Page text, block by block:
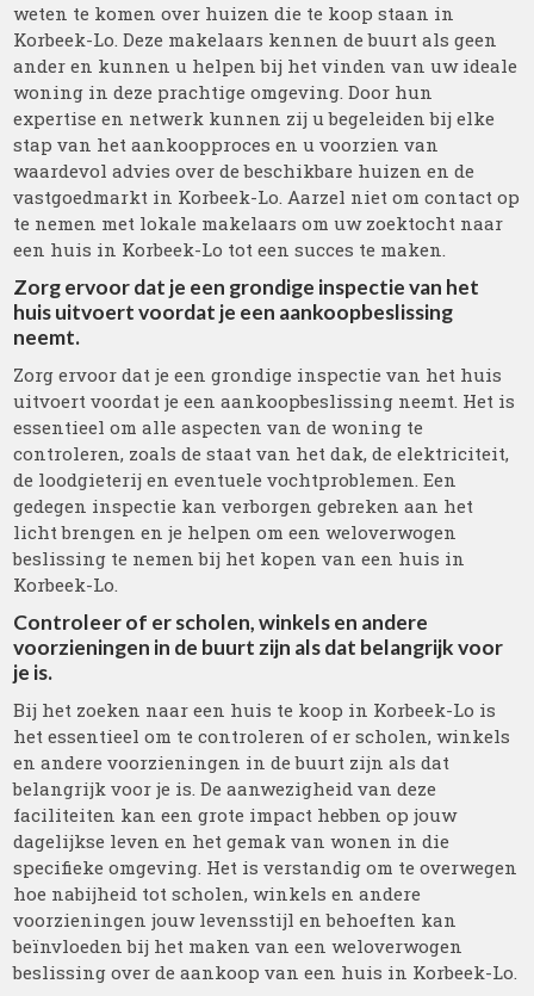
weten te komen over huizen die te koop staan in
Korbeek-Lo. Deze makelaars kennen de buurt als geen
ander en kunnen u helpen bij het vinden van uw ideale
woning in deze prachtige omgeving. Door hun
expertise en netwerk kunnen zij u begeleiden bij elke
stap van het aankoopproces en u voorzien van
waardevol advies over de beschikbare huizen en de
vastgoedmarkt in Korbeek-Lo. Aarzel niet om contact op
te nemen met lokale makelaars om uw zoektocht naar
een huis in Korbeek-Lo tot een succes te maken.
Zorg ervoor dat je een grondige inspectie van het
huis uitvoert voordat je een aankoopbeslissing
neemt.
Zorg ervoor dat je een grondige inspectie van het huis
uitvoert voordat je een aankoopbeslissing neemt. Het is
essentieel om alle aspecten van de woning te
controleren, zoals de staat van het dak, de elektriciteit,
de loodgieterij en eventuele vochtproblemen. Een
gedegen inspectie kan verborgen gebreken aan het
licht brengen en je helpen om een weloverwogen
beslissing te nemen bij het kopen van een huis in
Korbeek-Lo.
Controleer of er scholen, winkels en andere
voorzieningen in de buurt zijn als dat belangrijk voor
je is.
Bij het zoeken naar een huis te koop in Korbeek-Lo is
het essentieel om te controleren of er scholen, winkels
en andere voorzieningen in de buurt zijn als dat
belangrijk voor je is. De aanwezigheid van deze
faciliteiten kan een grote impact hebben op jouw
dagelijkse leven en het gemak van wonen in die
specifieke omgeving. Het is verstandig om te overwegen
hoe nabijheid tot scholen, winkels en andere
voorzieningen jouw levensstijl en behoeften kan
beïnvloeden bij het maken van een weloverwogen
beslissing over de aankoop van een huis in Korbeek-Lo.